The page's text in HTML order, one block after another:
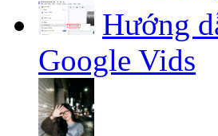
Hướng
Google Vids